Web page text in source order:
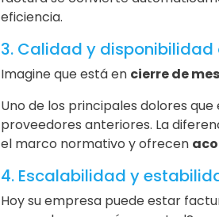
eficiencia.
3. Calidad y
Imagine que está en cierre de mes
Uno de los principales dolores
proveedores anteriores. La
el marco normativo y ofrecen
4. Escalabilidad y
Hoy su empresa puede estar